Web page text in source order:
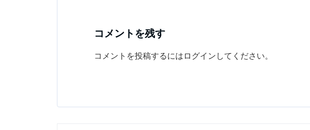
コメントを残す
コメントを投稿するには ログイン してください。